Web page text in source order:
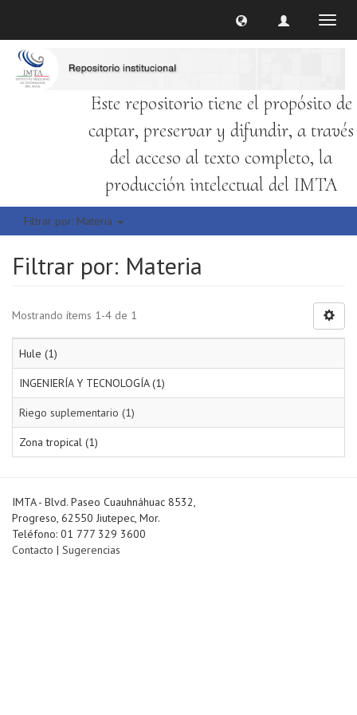
Este repositorio tiene el propósito de
captar, preservar y difundir, a través
del acceso al texto completo, la
producción intelectual del IMTA
Filtrar por: Materia
Filtrar por: Materia
Mostrando ítems 1-4 de 1
Hule (1)
INGENIERÍA Y TECNOLOGÍA (1)
Riego suplementario (1)
Zona tropical (1)
IMTA - Blvd. Paseo Cuauhnáhuac 8532,
Progreso, 62550 Jiutepec, Mor.
Teléfono: 01 777 329 3600
Contacto | Sugerencias